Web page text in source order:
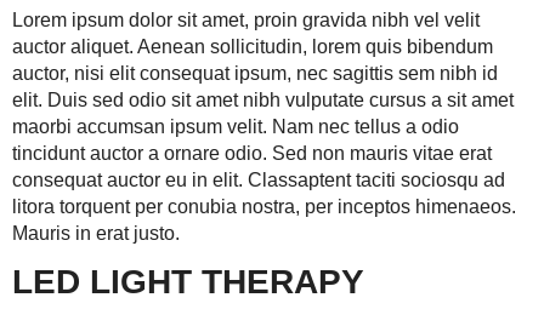
Lorem ipsum dolor sit amet, proin gravida nibh vel velit
auctor aliquet. Aenean sollicitudin, lorem quis bibendum
auctor, nisi elit consequat ipsum, nec sagittis sem nibh id
elit. Duis sed odio sit amet nibh vulputate cursus a sit amet
maorbi accumsan ipsum velit. Nam nec tellus a odio
tincidunt auctor a ornare odio. Sed non mauris vitae erat
consequat auctor eu in elit. Classaptent taciti sociosqu ad
litora torquent per conubia nostra, per inceptos himenaeos.
Mauris in erat justo.
LED LIGHT THERAPY